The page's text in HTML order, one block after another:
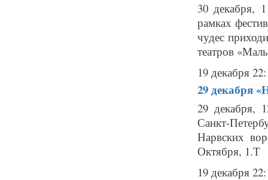
30 декабря,
рамках
чудес
театров
19 декабря
29 декабря
29 декабря,
Санкт-
Нарвских
Октября,
19 декабря